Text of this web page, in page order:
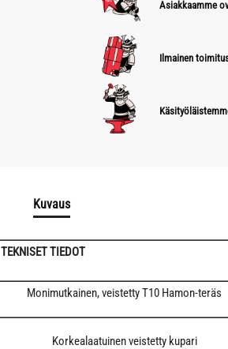
Asiakkaamme
Ilmainen
Kuvaus
TEKNISET TIEDOT
Monimutkainen, veistetty T10 Hamon-teräs
Korkealaatuinen veistetty kupari